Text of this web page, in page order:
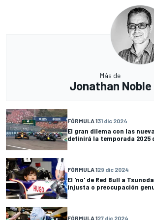
Más de
Jonathan Noble
FÓRMULA 131 dic 2024
El gran dilema con las
definirá la temporada 2025
FÓRMULA 129 dic 2024
El 'no' de Red Bull a
injusta o preocupación
FÓRMULA 127 dic 2024